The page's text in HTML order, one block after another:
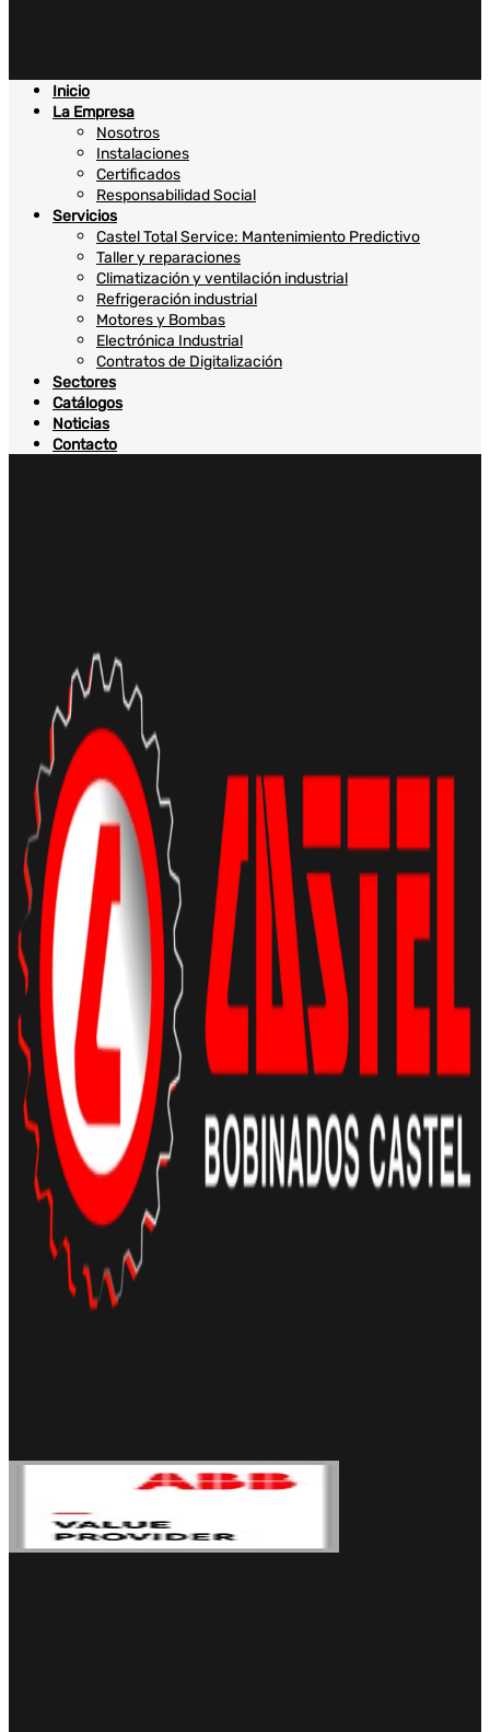
Inicio
La Empresa
Nosotros
Instalaciones
Certificados
Responsabilidad Social
Servicios
Castel Total Service: Mantenimiento Predictivo
Taller y reparaciones
Climatización y ventilación industrial
Refrigeración industrial
Motores y Bombas
Electrónica Industrial
Contratos de Digitalización
Sectores
Catálogos
Noticias
Contacto